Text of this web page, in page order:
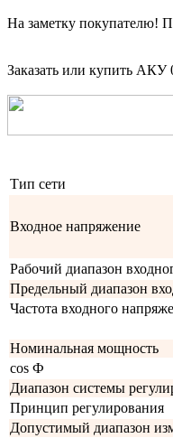
На заметку покупателю!
Заказать или купить АКУ
Тип сети
Входное напряжение
Рабочий диапазон
Предельный диапазон
Частота входного
Номинальная мощность
cos Ф
Диапазон системы
Принцип регулирования
Допустимый диапазон